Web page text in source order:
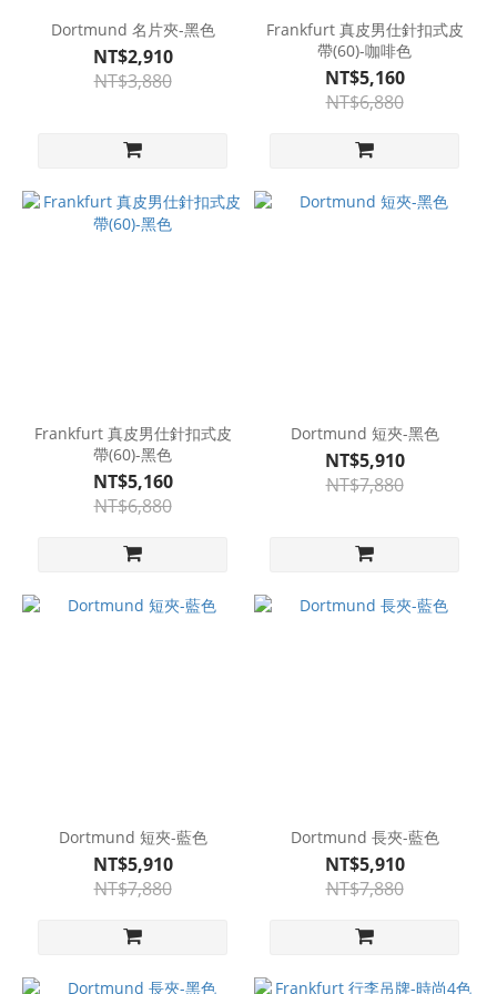
Dortmund 名片夾-黑色
NT$2,910
NT$3,880
Frankfurt 真皮男仕針扣式皮
帶(60)-咖啡色
NT$5,160
NT$6,880
Frankfurt 真皮男仕針扣式皮
帶(60)-黑色
NT$5,160
NT$6,880
Dortmund 短夾-黑色
NT$5,910
NT$7,880
Dortmund 短夾-藍色
NT$5,910
NT$7,880
Dortmund 長夾-藍色
NT$5,910
NT$7,880